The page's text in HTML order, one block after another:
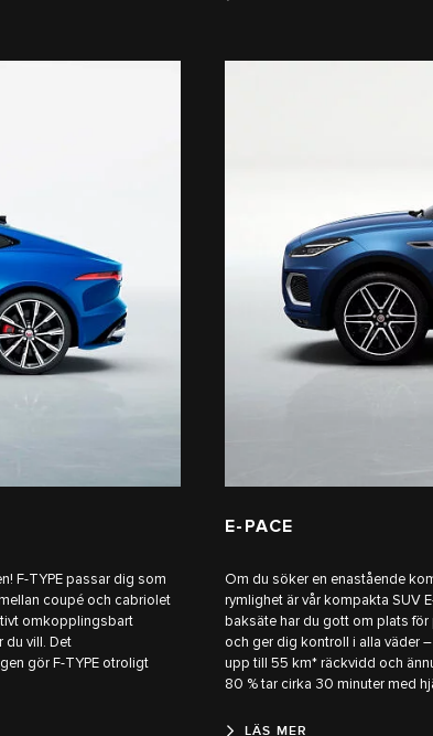
F-TYPE passar dig som
coupé och cabriolet
omkopplingsbart
du vill. Det
gör F-TYPE otroligt
E-PACE
Om du söker en enastående
rymlighet är vår kompakta SUV
baksäte har du gott om plats
och ger dig kontroll i alla väder
upp till 55 km* räckvidd och
80 % tar cirka 30 minuter med
LÄS MER